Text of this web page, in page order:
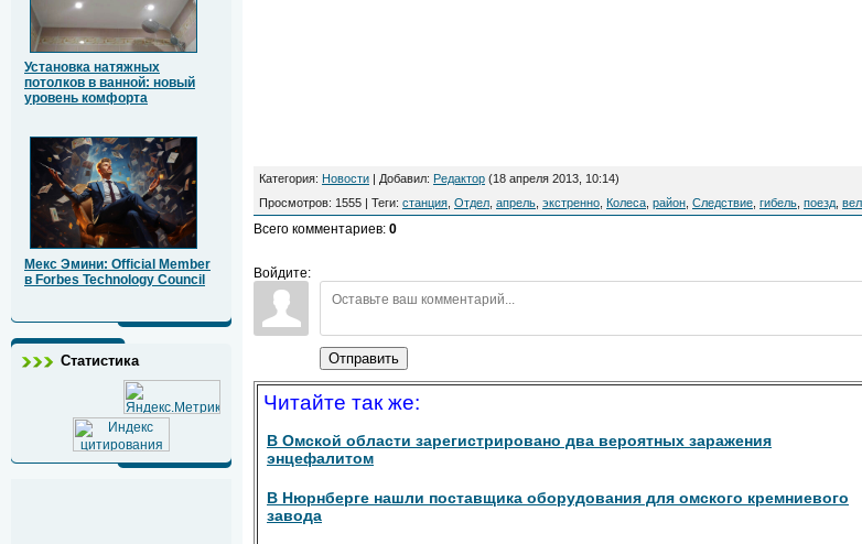
Установка натяжных
потолков в ванной: новый
уровень комфорта
Мекс Эмини: Official Member
в Forbes Technology Council
Статистика
Категория: Новости | Добавил: Редактор (18 апреля 2013, 10:14)
Просмотров: 1555 | Теги: станция Отдел апрель экстренно Колеса район Следствие гибель поезд
Всего комментариев: 0
Войдите:
Отправить
Читайте так же:
В Омской области зарегистрировано два вероятных заражения
энцефалитом
В Нюрнберге нашли поставщика оборудования для омского кремниевого
завода